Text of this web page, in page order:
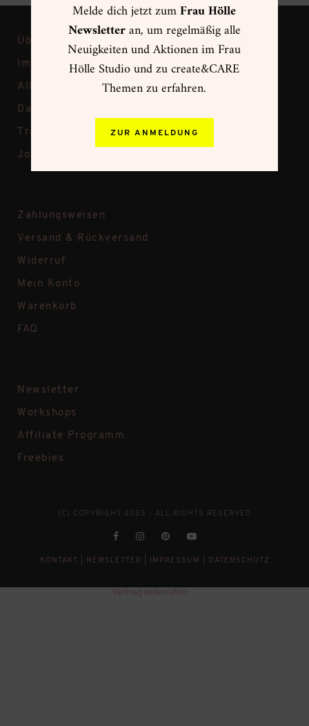
Über Frau Hölle
Impressum
Allgemeine Geschäftsbedingungen
Datenschutz
Transparenz bei Frau Hölle
Jobs
Zahlungsweisen
Versand & Rückversand
Widerruf
Mein Konto
Warenkorb
FAQ
Newsletter
Workshops
Affiliate Programm
Freebies
(C) COPYRIGHT 2023 - ALL RIGHTS RESERVED
KONTAKT NEWSLETTER IMPRESSUM DATENSCHUTZ
Vertrag widerrufen
Melde dich jetzt zumFrau Hölle
Newsletteran, um regelmäßig alle
Neuigkeiten und Aktionen im Frau
Hölle Studio und zu create&CARE
Themen zu erfahren.
ZUR ANMELDUNG